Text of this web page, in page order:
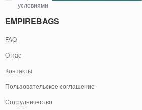
условиями
EMPIREBAGS
FAQ
О нас
Контакты
Пользовательское соглашение
Сотрудничество